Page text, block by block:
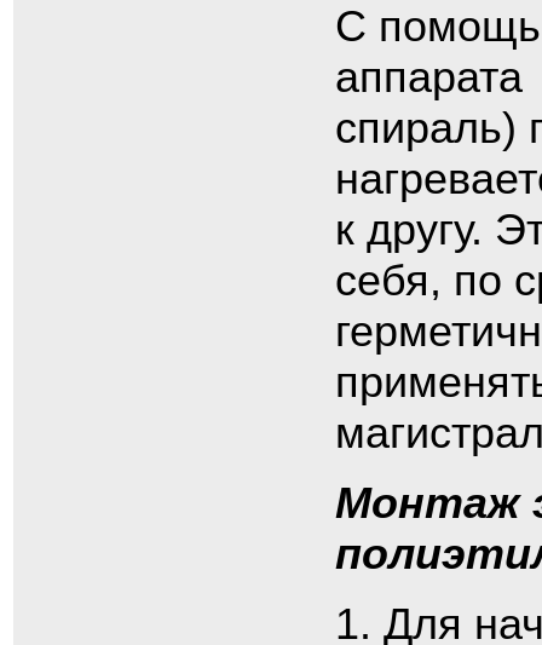
С
аппарата
спираль)
к другу.
себя, по
Монтаж
Для